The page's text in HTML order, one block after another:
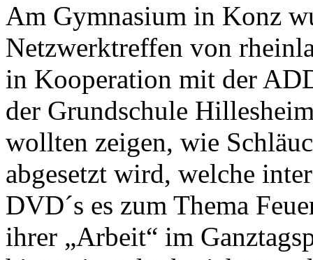
Am Gymnasium in Konz
Netzwerktreffen von
in Kooperation mit der
der Grundschule
wollten zeigen, wie
abgesetzt wird, welche
DVD´s es zum Thema
ihrer „Arbeit“ im